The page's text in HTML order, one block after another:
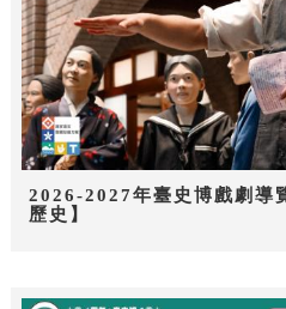
2026-2027年臺史博戲劇導
歷史】